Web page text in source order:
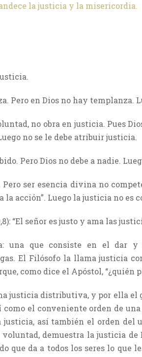
la justicia y la misericordia.
Pero en Dios no hay templanza.
no obra en justicia. Pues
no se le debe atribuir justicia.
Pero Dios no debe a nadie.
Pero ser esencia divina no
acción”. Luego la justicia no es
“El señor es justo y ama las
una que consiste en el dar
El Filósofo la llama justicia
como dice el Apóstol, “¿quién
justicia distributiva, y por ella el
como el conveniente orden de
justicia, así también el orden del
demuestra la justicia de
que da a todos los seres lo que